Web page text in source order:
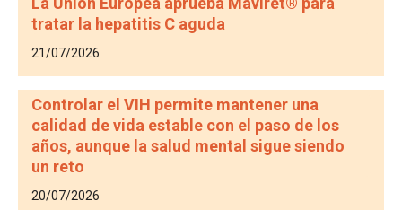
tratar la hepatitis C aguda
21/07/2026
Controlar el VIH permite mantener una
calidad de vida estable con el paso de los
años, aunque la salud mental sigue siendo
un reto
20/07/2026